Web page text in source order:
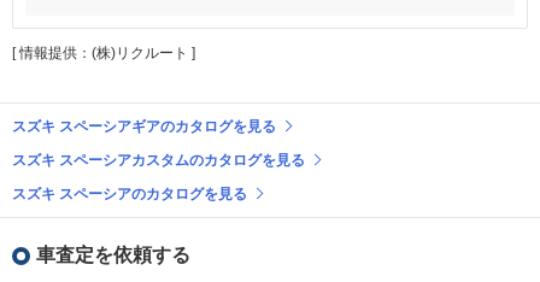
[ 情報提供：(株)リクルート ]
スズキ スペーシアギアのカタログを見る
スズキ スペーシアカスタムのカタログを見る
スズキ スペーシアのカタログを見る
車査定を依頼する